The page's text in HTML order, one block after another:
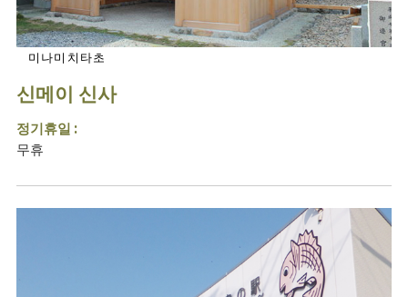
미나미치타초
신메이 신사
정기휴일 :
무휴